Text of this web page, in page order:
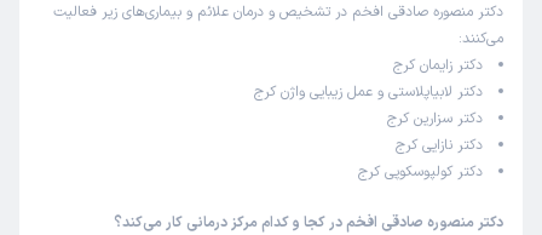
دکتر منصوره صادقی افخم در تشخیص و درمان علائم و بیماری‌های زیر فعالیت
می‌کنند:
دکتر زایمان کرج
دکتر لابیاپلاستی و عمل زیبایی واژن کرج
دکتر سزارین کرج
دکتر نازایی کرج
دکتر کولپوسکوپی کرج
دکتر منصوره صادقی افخم در کجا و کدام مرکز درمانی کار می‌کند؟